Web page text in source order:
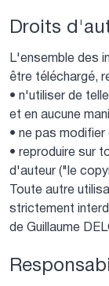
Droits
L'ensemble des
être téléchargé,
• n'utiliser de
et en aucune
• ne pas
• reproduire sur
d'auteur ("le
Toute autre
strictement
de Guillaume